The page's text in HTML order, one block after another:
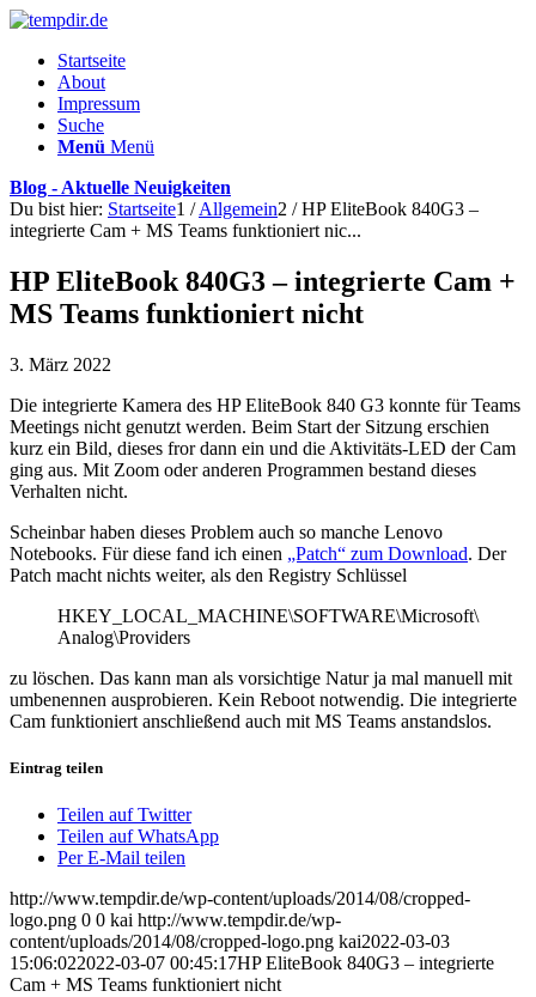
Startseite
About
Impressum
Suche
Menü Menü
Blog - Aktuelle Neuigkeiten
Du bist hier: Startseite1 / Allgemein2 / HP EliteBook 840G3 –
integrierte Cam + MS Teams funktioniert nic...
HP EliteBook 840G3 – integrierte Cam +
MS Teams funktioniert nicht
3. März 2022
Die integrierte Kamera des HP EliteBook 840 G3 konnte für Teams
Meetings nicht genutzt werden. Beim Start der Sitzung erschien
kurz ein Bild, dieses fror dann ein und die Aktivitäts-LED der Cam
ging aus. Mit Zoom oder anderen Programmen bestand dieses
Verhalten nicht.
Scheinbar haben dieses Problem auch so manche Lenovo
Notebooks. Für diese fand ich einen „Patch“ zum Download. Der
Patch macht nichts weiter, als den Registry Schlüssel
HKEY_LOCAL_MACHINE\SOFTWARE\Microsoft\
Analog\Providers
zu löschen. Das kann man als vorsichtige Natur ja mal manuell mit
umbenennen ausprobieren. Kein Reboot notwendig. Die integrierte
Cam funktioniert anschließend auch mit MS Teams anstandslos.
Eintrag teilen
Teilen auf Twitter
Teilen auf WhatsApp
Per E-Mail teilen
http://www.tempdir.de/wp-content/uploads/2014/08/cropped-
logo.png 0 0 kai http://www.tempdir.de/wp-
content/uploads/2014/08/cropped-logo.png kai2022-03-03
15:06:022022-03-07 00:45:17HP EliteBook 840G3 – integrierte
Cam + MS Teams funktioniert nicht